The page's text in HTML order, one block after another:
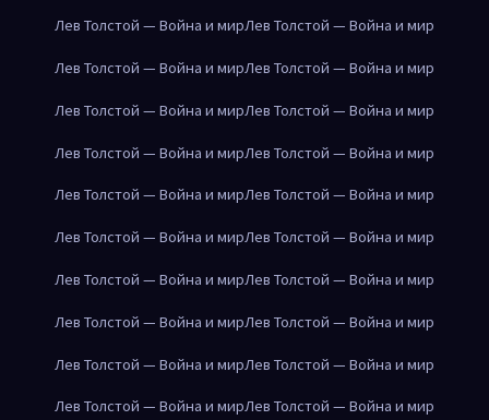
Лев Толстой — Война и мирЛев Толстой — Война и мир
Лев Толстой — Война и мирЛев Толстой — Война и мир
Лев Толстой — Война и мирЛев Толстой — Война и мир
Лев Толстой — Война и мирЛев Толстой — Война и мир
Лев Толстой — Война и мирЛев Толстой — Война и мир
Лев Толстой — Война и мирЛев Толстой — Война и мир
Лев Толстой — Война и мирЛев Толстой — Война и мир
Лев Толстой — Война и мирЛев Толстой — Война и мир
Лев Толстой — Война и мирЛев Толстой — Война и мир
Лев Толстой — Война и мирЛев Толстой — Война и мир